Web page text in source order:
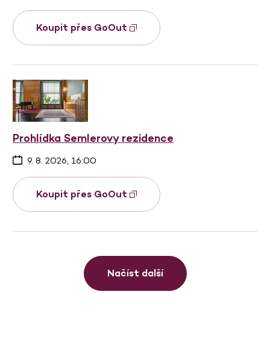
Koupit přes GoOut
Prohlídka Semlerovy rezidence
9. 8. 2026, 16:00
Koupit přes GoOut
Načíst další